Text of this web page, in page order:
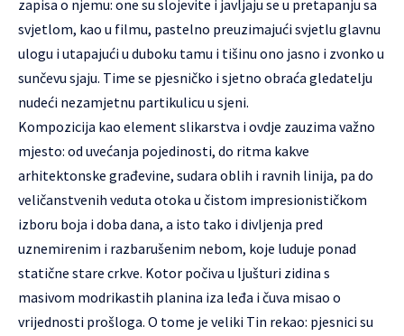
zapisa o njemu: one su slojevite i javljaju se u pretapanju sa
svjetlom, kao u filmu, pastelno preuzimajući svjetlu glavnu
ulogu i utapajući u duboku tamu i tišinu ono jasno i zvonko u
sunčevu sjaju. Time se pjesničko i sjetno obraća gledatelju
nudeći nezamjetnu partikulicu u sjeni.
Kompozicija kao element slikarstva i ovdje zauzima važno
mjesto: od uvećanja pojedinosti, do ritma kakve
arhitektonske građevine, sudara oblih i ravnih linija, pa do
veličanstvenih veduta otoka u čistom impresionističkom
izboru boja i doba dana, a isto tako i divljenja pred
uznemirenim i razbarušenim nebom, koje luduje ponad
statične stare crkve. Kotor počiva u ljušturi zidina s
masivom modrikastih planina iza leđa i čuva misao o
vrijednosti prošloga. O tome je veliki Tin rekao: pjesnici su